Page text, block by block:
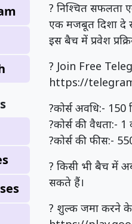
? निश्चित सफलता
एक मजबूत दिशा दे
इस बैच में प्रवेश
? Join Free
https://
?कोर्स अवधि:- 150
?कोर्स की वैधता:- 1
?कोर्स की फीस:-
? किसी भी बैच में
सकते हैं।
? शुल्क जमा करने के